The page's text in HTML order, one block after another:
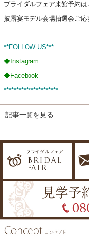
ブライダルフェア来館予約
披露宴モデル会場抽選会ご
**FOLLOW US***
◆ Instagram
◆Facebook
**********************
記事一覧を見る